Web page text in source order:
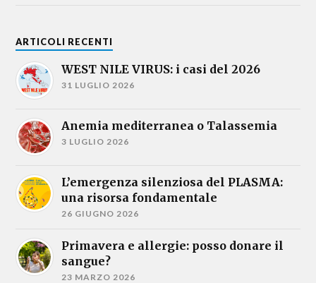
ARTICOLI RECENTI
WEST NILE VIRUS: i casi del 2026
31 LUGLIO 2026
Anemia mediterranea o Talassemia
3 LUGLIO 2026
L’emergenza silenziosa del PLASMA:
una risorsa fondamentale
26 GIUGNO 2026
Primavera e allergie: posso donare il
sangue?
23 MARZO 2026